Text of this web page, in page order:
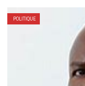
POLITIQUE